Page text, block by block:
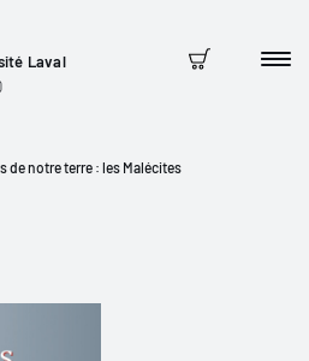
Laval
Panier
de notre terre : les Malécites